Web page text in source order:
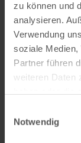
zu können und
analysieren.
Verwendung
soziale Medien,
Partner führen
weiteren Daten
Notwendig